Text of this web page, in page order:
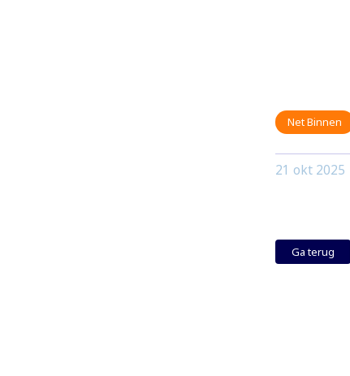
Net Binnen
21 okt 2025
Ga terug